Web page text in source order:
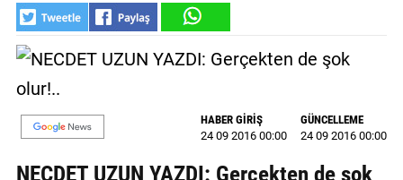
EKONOMİ
BELEDİYELER
SAĞLIK
SİYASET
EĞİTİM
HABER GİRİŞ
24 09 2016 00:00
GÜNCELLEME
24 09 2016 00:00
NECDET UZUN YAZDI: Gerçekten de şok